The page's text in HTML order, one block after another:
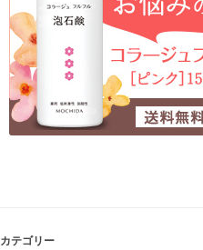
カテゴリー